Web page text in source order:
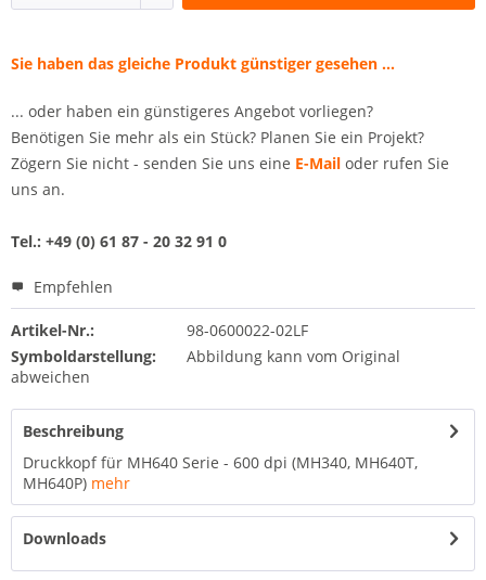
Sie haben das gleiche Produkt günstiger gesehen ...
... oder haben ein günstigeres Angebot vorliegen?
Benötigen Sie mehr als ein Stück? Planen Sie ein Projekt?
Zögern Sie nicht - senden Sie uns eine E-Mail oder rufen Sie
uns an.
Tel.: +49 (0) 61 87 - 20 32 91 0
Empfehlen
Artikel-Nr.:
98-0600022-02LF
Symboldarstellung:
Abbildung kann vom Original
abweichen
Beschreibung
Druckkopf für MH640 Serie - 600 dpi (MH340, MH640T,
MH640P) mehr
Downloads